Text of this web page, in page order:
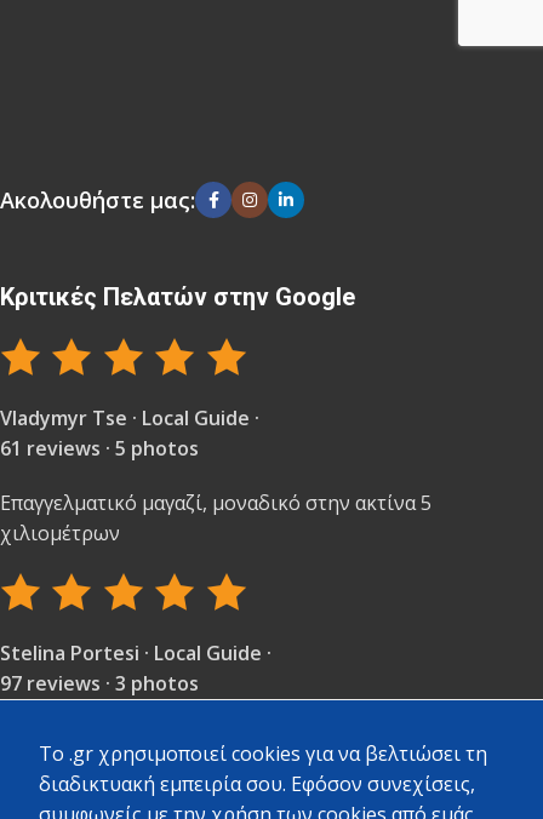
Ακολουθήστε μας:
Κριτικές Πελατών στην Google
Vladymyr Tse · Local Guide ·
61 reviews · 5 photos
Επαγγελματικό μαγαζί, μοναδικό στην ακτίνα 5
χιλιομέτρων
Stelina Portesi · Local Guide ·
97 reviews · 3 photos
Πολύ καλή εξυπηρέτηση και ποικιλία υλικών.
To .gr χρησιμοποιεί cookies για να βελτιώσει τη
διαδικτυακή εμπειρία σου. Εφόσον συνεχίσεις,